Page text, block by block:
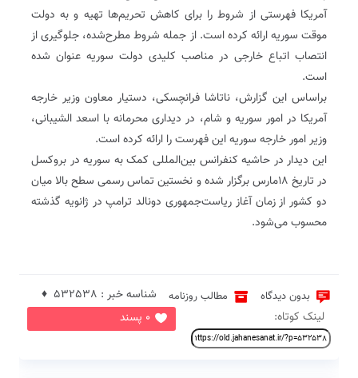
آمریکا فهرستی از شروط را برای کاهش تحریم‌ها تهیه و به دولت
موقت سوریه ارائه کرده است. از جمله شروط مطرح‌شده، جلوگیری از
انتصاب اتباع خارجی در مناصب کلیدی دولت سوریه عنوان شده
است.
براساس این گزارش، ناتاشا فرانچسکی، دستیار معاون وزیر خارجه
آمریکا در امور سوریه و شام، در دیداری محرمانه با اسعد الشیبانی،
وزیر امور خارجه سوریه این فهرست را ارائه کرده است.
این دیدار در حاشیه کنفرانس بین‌المللی کمک به سوریه در بروکسل
در تاریخ ۱۸‌مارس برگزار شده و نخستین تماس رسمی سطح‌ بالا میان
دو کشور از زمان آغاز ریاست‌جمهوری دونالد ترامپ در ژانویه گذشته
محسوب می‌شود.
بدون دیدگاه مطالب روزنامه
0 پسند
شناسه خبر : 532538 ♦
لینک کوتاه: